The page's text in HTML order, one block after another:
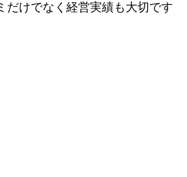
けでなく経営実績も大切です